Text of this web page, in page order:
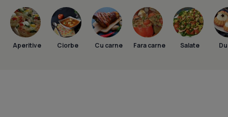
Aperitive Ciorbe Cu carne Fara carne Salate